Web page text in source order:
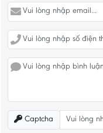
Captcha